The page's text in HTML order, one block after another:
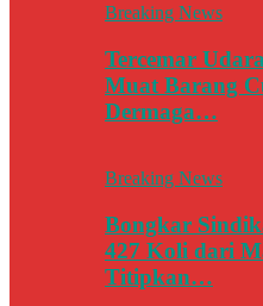
Breaking News
Tercemar
Muat Barang
Dermaga…
Breaking News
Bongkar
427 Koli dari
Titipkan…